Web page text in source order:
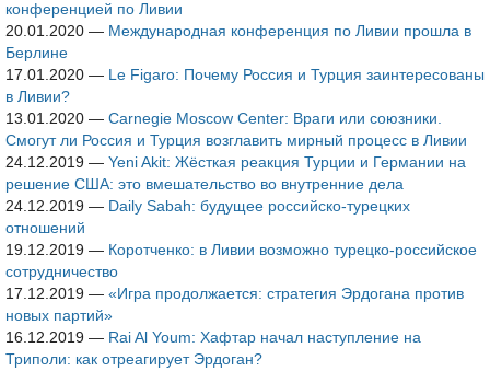
конференцией по Ливии
20.01.2020 — Международная конференция по Ливии прошла в
Берлине
17.01.2020 — Le Figaro: Почему Россия и Турция заинтересованы
в Ливии?
13.01.2020 — Carnegie Moscow Center: Враги или союзники.
Смогут ли Россия и Турция возглавить мирный процесс в Ливии
24.12.2019 — Yeni Akit: Жёсткая реакция Турции и Германии на
решение США: это вмешательство во внутренние дела
24.12.2019 — Daily Sabah: будущее российско-турецких
отношений
19.12.2019 — Коротченко: в Ливии возможно турецко-российское
сотрудничество
17.12.2019 — «Игра продолжается: стратегия Эрдогана против
новых партий»
16.12.2019 — Rai Al Youm: Хафтар начал наступление на
Триполи: как отреагирует Эрдоган?